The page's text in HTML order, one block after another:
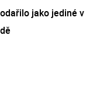
jako jediné v